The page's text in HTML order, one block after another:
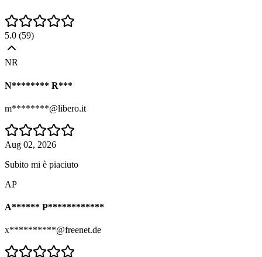
5.0 (59)
NR
N******** R***
m********@libero.it
Aug 02, 2026
Subito mi è piaciuto
AP
A****** P************
x**********@freenet.de